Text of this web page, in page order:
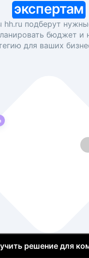
экспертам
hh.ru подберут
бюджет и
для ваших
решение для